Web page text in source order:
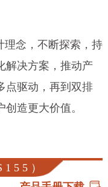
理念，不断探索，持
解决方案，推动产
点驱动，再到双排
造更大价值。
）